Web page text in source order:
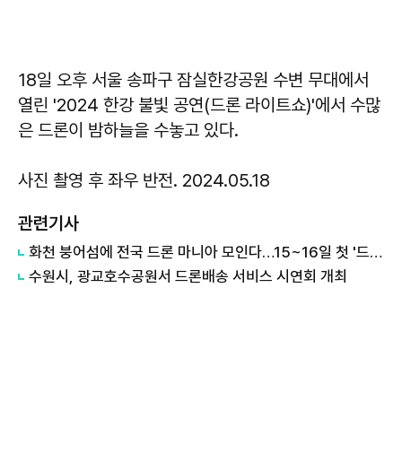
18일 오후 서울 송파구 잠실한강공원 수변 무대에서
열린 '2024 한강 불빛 공연(드론 라이트쇼)'에서 수많
은 드론이 밤하늘을 수놓고 있다.
사진 촬영 후 좌우 반전. 2024.05.18
관련기사
화천 붕어섬에 전국 드론 마니아 모인다…15~16일 첫 '드론 페스타'
수원시, 광교호수공원서 드론배송 서비스 시연회 개최